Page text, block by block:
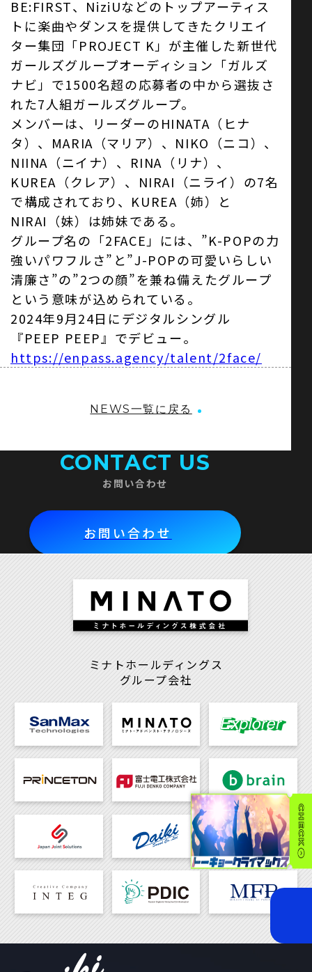
BE:FIRST、NiziUなどのトップアーティス
トに楽曲やダンスを提供してきたクリエイ
ター集団「PROJECT K」が主催した新世代
ガールズグループオーディション「ガルズ
ナビ」で1500名超の応募者の中から選抜さ
れた7人組ガールズグループ。
メンバーは、リーダーのHINATA（ヒナ
タ）、MARIA（マリア）、NIKO（ニコ）、
NIINA（ニイナ）、RINA（リナ）、
KUREA（クレア）、NIRAI（ニライ）の7名
で構成されており、KUREA（姉）と
NIRAI（妹）は姉妹である。
グループ名の「2FACE」には、”K-POPの力
強いパワフルさ”と”J-POPの可愛いらしい
清廉さ”の”2つの顔”を兼ね備えたグループ
という意味が込められている。
2024年9月24日にデジタルシングル
『PEEP PEEP』でデビュー。
https://enpass.agency/talent/2face/
NEWS一覧に戻る
CONTACT US
お問い合わせ
お問い合わせ
ミナトホールディングス
グループ会社